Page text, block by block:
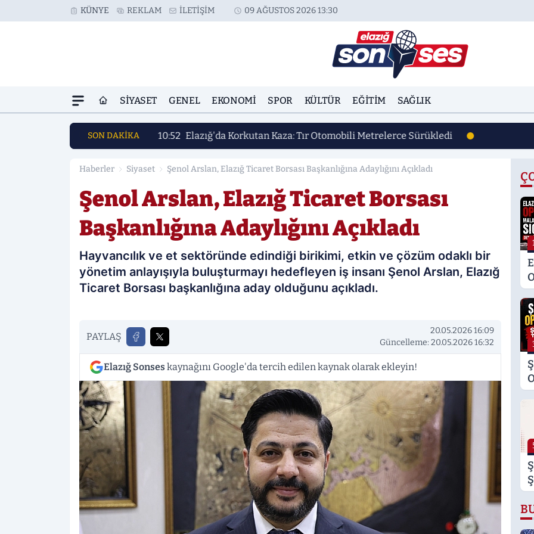
KÜNYE REKLAM İLETIŞIM 09 AĞUSTOS 2026 13:30
SIYASET GENEL EKONOMI SPOR KÜLTÜR EĞITIM SAĞLIK
SON DAKİKA 10:52 Elazığ'da Korkutan Kaza: Tır Otomobili Metrelerce Sürükledi
Haberler Siyaset Şenol Arslan, Elazığ Ticaret Borsası Başkanlığına Adaylığını Açıkladı
Şenol Arslan, Elazığ Ticaret Borsası
Başkanlığına Adaylığını Açıkladı
Hayvancılık ve et sektöründe edindiği birikimi, etkin ve çözüm odaklı bir
yönetim anlayışıyla buluşturmayı hedefleyen iş insanı Şenol Arslan, Elazığ
Ticaret Borsası başkanlığına aday olduğunu açıkladı.
PAYLAŞ
20.05.2026 16:09
Güncelleme: 20.05.2026 16:32
Elazığ Sonses kaynağını Google'da tercih edilen kaynak olarak ekleyin!